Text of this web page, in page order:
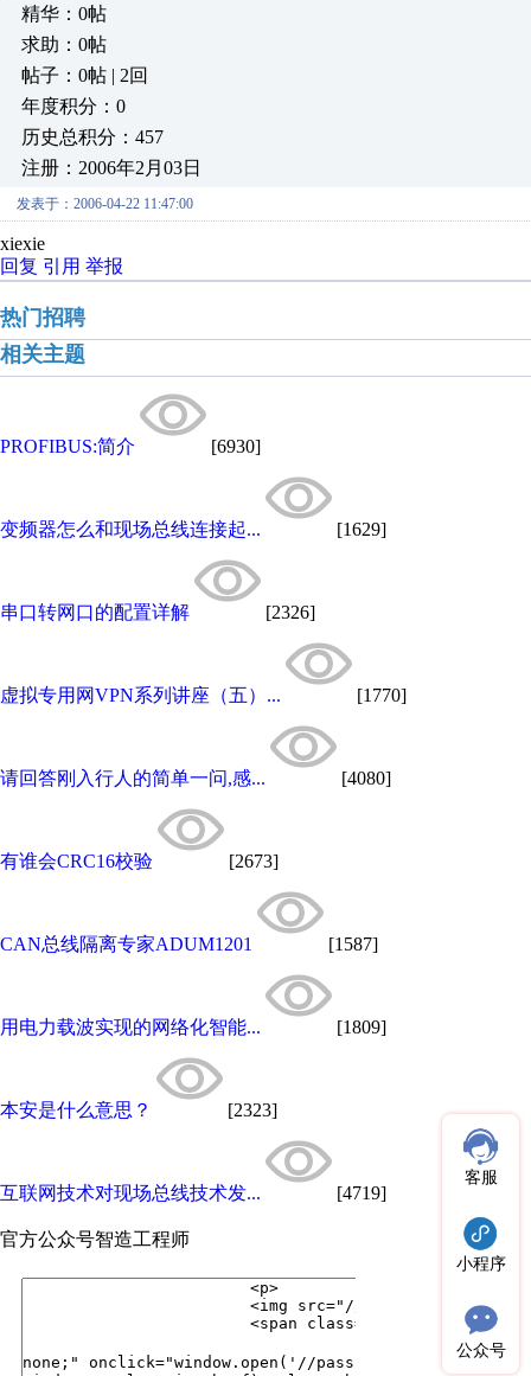
精华：0帖
求助：0帖
帖子：0帖 | 2回
年度积分：0
历史总积分：457
注册：2006年2月03日
发表于：2006-04-22 11:47:00
xiexie
回复 引用 举报
热门招聘
相关主题
PROFIBUS:简介 [6930]
变频器怎么和现场总线连接起... [1629]
串口转网口的配置详解 [2326]
虚拟专用网VPN系列讲座（五）... [1770]
请回答刚入行人的简单一问,感... [4080]
有谁会CRC16校验 [2673]
CAN总线隔离专家ADUM1201 [1587]
用电力载波实现的网络化智能... [1809]
本安是什么意思？ [2323]
互联网技术对现场总线技术发... [4719]
官方公众号智造工程师
客服
小程序
公众号